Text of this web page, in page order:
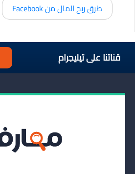
طرق ربح المال من Facebook
قناتنا على تيليجرام